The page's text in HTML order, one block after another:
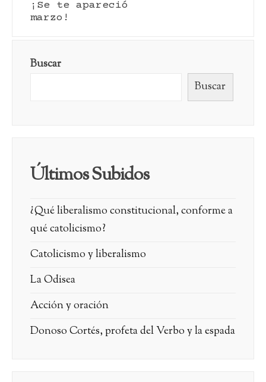
¡Se te apareció
marzo!
Buscar
Buscar
Últimos Subidos
¿Qué liberalismo constitucional, conforme a
qué catolicismo?
Catolicismo y liberalismo
La Odisea
Acción y oración
Donoso Cortés, profeta del Verbo y la espada